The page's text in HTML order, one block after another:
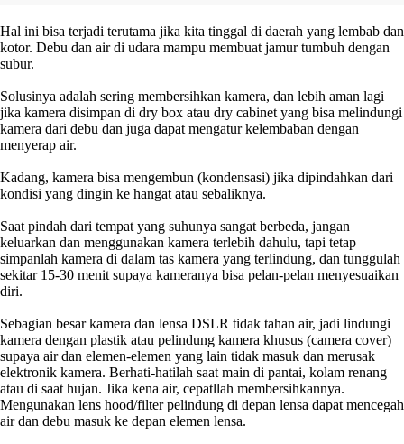
Hal ini bisa terjadi terutama jika kita tinggal di daerah yang lembab dan
kotor. Debu dan air di udara mampu membuat jamur tumbuh dengan
subur.
Solusinya adalah sering membersihkan kamera, dan lebih aman lagi
jika kamera disimpan di dry box atau dry cabinet yang bisa melindungi
kamera dari debu dan juga dapat mengatur kelembaban dengan
menyerap air.
Kadang, kamera bisa mengembun (kondensasi) jika dipindahkan dari
kondisi yang dingin ke hangat atau sebaliknya.
Saat pindah dari tempat yang suhunya sangat berbeda, jangan
keluarkan dan menggunakan kamera terlebih dahulu, tapi tetap
simpanlah kamera di dalam tas kamera yang terlindung, dan tunggulah
sekitar 15-30 menit supaya kameranya bisa pelan-pelan menyesuaikan
diri.
Sebagian besar kamera dan lensa DSLR tidak tahan air, jadi lindungi
kamera dengan plastik atau pelindung kamera khusus (camera cover)
supaya air dan elemen-elemen yang lain tidak masuk dan merusak
elektronik kamera. Berhati-hatilah saat main di pantai, kolam renang
atau di saat hujan. Jika kena air, cepatllah membersihkannya.
Mengunakan lens hood/filter pelindung di depan lensa dapat mencegah
air dan debu masuk ke depan elemen lensa.